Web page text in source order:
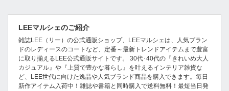
LEEマルシェのご紹介
雑誌LEE（リー）の公式通販ショップ、LEEマルシェは、人気ブラン
ドのレディースのコートなど、定番～最新トレンドアイテムまで豊富
に取り揃えるLEE公式通販サイトです。 30代･40代の『きれいめ大人
カジュアル』や『上質で豊かな暮らし』を叶えるインテリア雑貨な
ど、LEE世代に向けた逸品や人気ブランド商品を購入できます。毎日
新作アイテム入荷中！雑誌や書籍と同時購入で送料無料！最短当日発